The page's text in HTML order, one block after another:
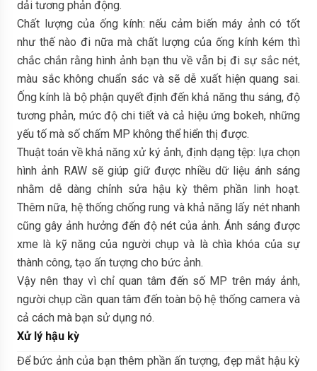
dải tương phản động.
Chất lượng của ống kính: nếu cảm biến máy ảnh có tốt
như thế nào đi nữa mà chất lượng của ống kính kém thì
chắc chắn rằng hình ảnh bạn thu về vẫn bị đi sự sắc nét,
màu sắc không chuẩn sác và sẽ dễ xuất hiện quang sai.
Ống kính là bộ phận quyết định đến khả năng thu sáng, độ
tương phản, mức độ chi tiết và cả hiệu ứng bokeh, những
yếu tố mà số chấm MP không thể hiển thị được.
Thuật toán về khả năng xử ký ảnh, định dạng tệp: lựa chọn
hình ảnh RAW sẽ giúp giữ được nhiều dữ liệu ánh sáng
nhằm dễ dàng chỉnh sửa hậu kỳ thêm phần linh hoạt.
Thêm nữa, hệ thống chống rung và khả năng lấy nét nhanh
cũng gây ảnh hưởng đến độ nét của ảnh. Ánh sáng được
xme là kỹ năng của người chụp và là chìa khóa của sự
thành công, tạo ấn tượng cho bức ảnh.
Vậy nên thay vì chỉ quan tâm đến số MP trên máy ảnh,
người chụp cần quan tâm đến toàn bộ hệ thống camera và
cả cách mà bạn sử dụng nó.
Xử lý hậu kỳ
Để bức ảnh của bạn thêm phần ấn tượng, đẹp mắt hậu kỳ